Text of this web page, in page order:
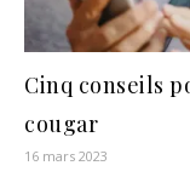
Cinq conseils
cougar
16 mars 2023